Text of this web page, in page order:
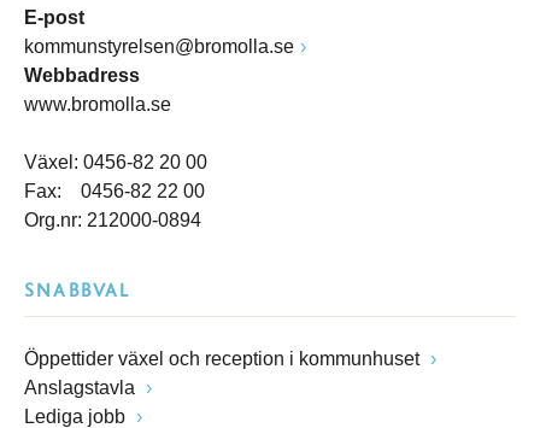
E-post
kommunstyrelsen@bromolla.se
Webbadress
www.bromolla.se
Växel: 0456-82 20 00
Fax: 0456-82 22 00
Org.nr: 212000-0894
SNABBVAL
Öppettider växel och reception i kommunhuset
Anslagstavla
Lediga jobb